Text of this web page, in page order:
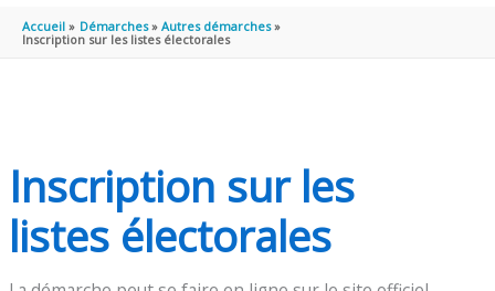
PRINCIPAL
Accueil Démarches
Autres démarches
Inscription sur les listes électorales
Inscription sur les
listes électorales